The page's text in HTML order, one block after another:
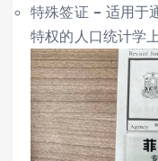
特殊签证 – 适用于
特权的人口统计学